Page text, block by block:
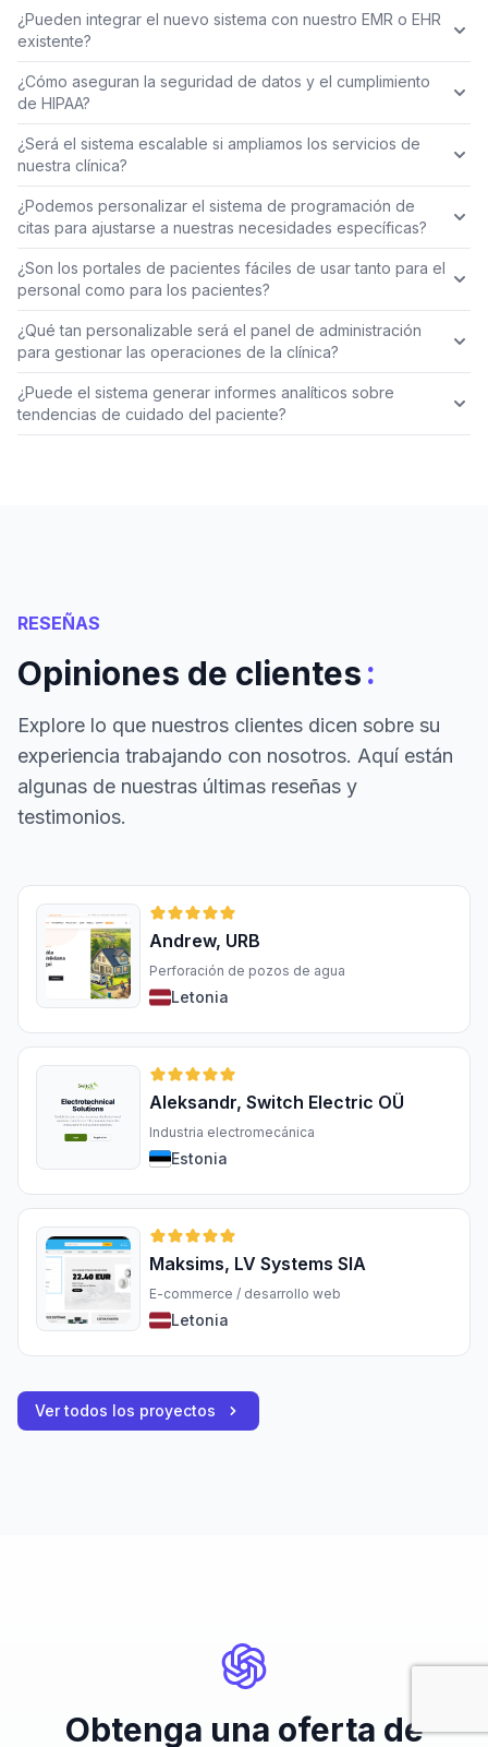
¿Pueden integrar el nuevo sistema con nuestro EMR o EHR
existente?
¿Cómo aseguran la seguridad de datos y el cumplimiento
de HIPAA?
¿Será el sistema escalable si ampliamos los servicios de
nuestra clínica?
¿Podemos personalizar el sistema de programación de
citas para ajustarse a nuestras necesidades específicas?
¿Son los portales de pacientes fáciles de usar tanto para el
personal como para los pacientes?
¿Qué tan personalizable será el panel de administración
para gestionar las operaciones de la clínica?
¿Puede el sistema generar informes analíticos sobre
tendencias de cuidado del paciente?
RESEÑAS
Opiniones de clientes:
Explore lo que nuestros clientes dicen sobre su
experiencia trabajando con nosotros. Aquí están
algunas de nuestras últimas reseñas y
testimonios.
Andrew, URB
Perforación de pozos de agua
Letonia
Aleksandr, Switch Electric OÜ
Industria electromecánica
Estonia
Maksims, LV Systems SIA
E-commerce / desarrollo web
Letonia
Ver todos los proyectos
Obtenga una oferta de